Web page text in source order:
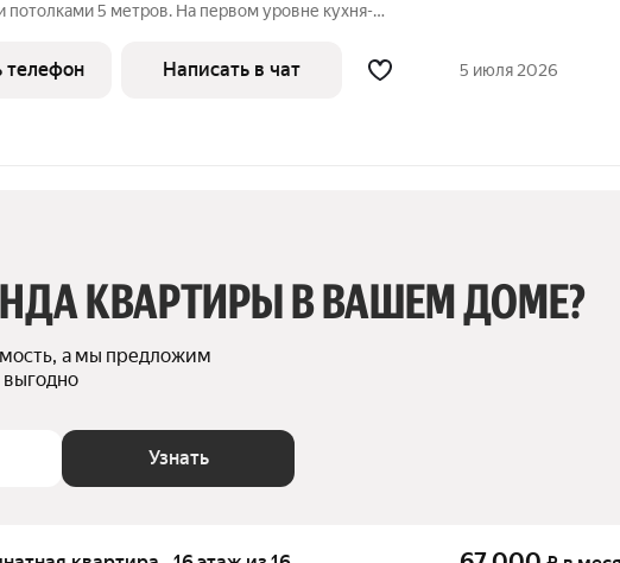
потолками 5 метров. На первом уровне кухня-
втором уровне - спальная зона и гардероб.
телефон Написать в чат 5 июля 2026
КВАРТИРЫ В ВАШЕМ ДОМЕ?
а мы предложим
Узнать